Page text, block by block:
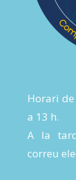
Horari
a 13 h.
A la
correu